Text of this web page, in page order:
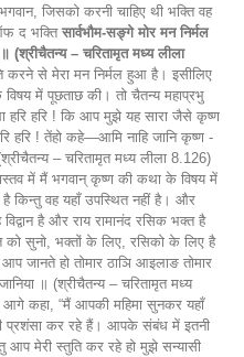
जिसको करनी चाहिए थी भक्ति वह
द भक्ति सार्वभौम-सङ्गे मोर मन निर्मल
(श्रीचैतन्य – चरितामृत मध्य लीला
करने से मेरा मन निर्मल हुआ है। इसीलिए
में पूछताछ की। तो चैतन्य महाप्रभु
हरि हरि ! कि आप मुझे यह सारा जैसे कृष्ण
हरि ! तेंहो कहे—आमि नाहि जानि कृष्ण -
– चरितामृत मध्य लीला 8.126)
में मैं भगवान् कृष्ण की कथा के विषय में
है किन्तु वह यहाँ उपस्थित नहीं है। और
है और राय रामानंद रसिक भक्त है
सुनो, भक्तों के लिए, रसिको के लिए है
जानते हो तोमार ठाञि आइलाङ तोमार
॥ (श्रीचैतन्य – चरितामृत मध्य
आगे कहा, “मैं आपकी महिमा सुनकर यहाँ
प्रशंसा कर रहे हैं। आपके संबंध में इतनी
मेरी स्तुति कर रहे हो मुझे सन्यासी